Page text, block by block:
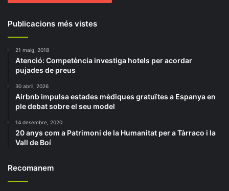
Publicacions més vistes
21 maig, 2018
Atenció: Competència investiga hotels per acordar
pujades de preus
30 abril, 2026
Airbnb impulsa estades mèdiques gratuïtes a Espanya en
ple debat sobre el seu model
14 desembre, 2020
20 anys com a Patrimoni de la Humanitat per a Tàrraco i la
Vall de Boí
Recomanem